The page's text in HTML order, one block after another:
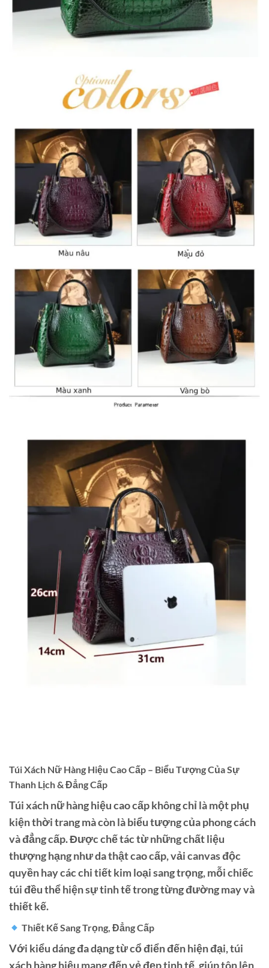
Túi Xách Nữ Hàng Hiệu Cao Cấp – Biểu Tượng Của Sự
Thanh Lịch & Đẳng Cấp
Túi xách nữ hàng hiệu cao cấp không chỉ là một phụ
kiện thời trang mà còn là biểu tượng của phong cách
và đẳng cấp. Được chế tác từ những chất liệu
thượng hạng như da thật cao cấp, vải canvas độc
quyền hay các chi tiết kim loại sang trọng, mỗi chiếc
túi đều thể hiện sự tinh tế trong từng đường may và
thiết kế.
Thiết Kế Sang Trọng, Đẳng Cấp
Với kiểu dáng đa dạng từ cổ điển đến hiện đại, túi
xách hàng hiệu mang đến vẻ đẹp tinh tế, giúp tôn lên